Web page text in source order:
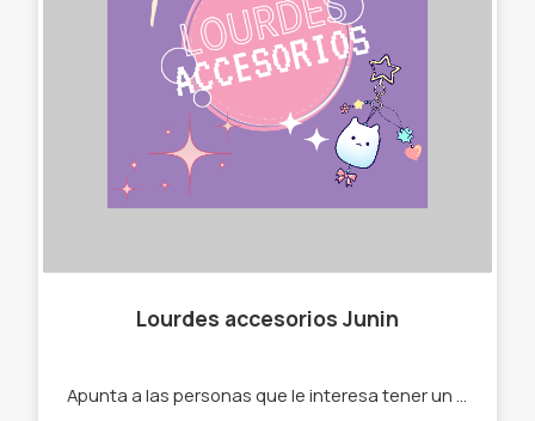
Lourdes accesorios Junin